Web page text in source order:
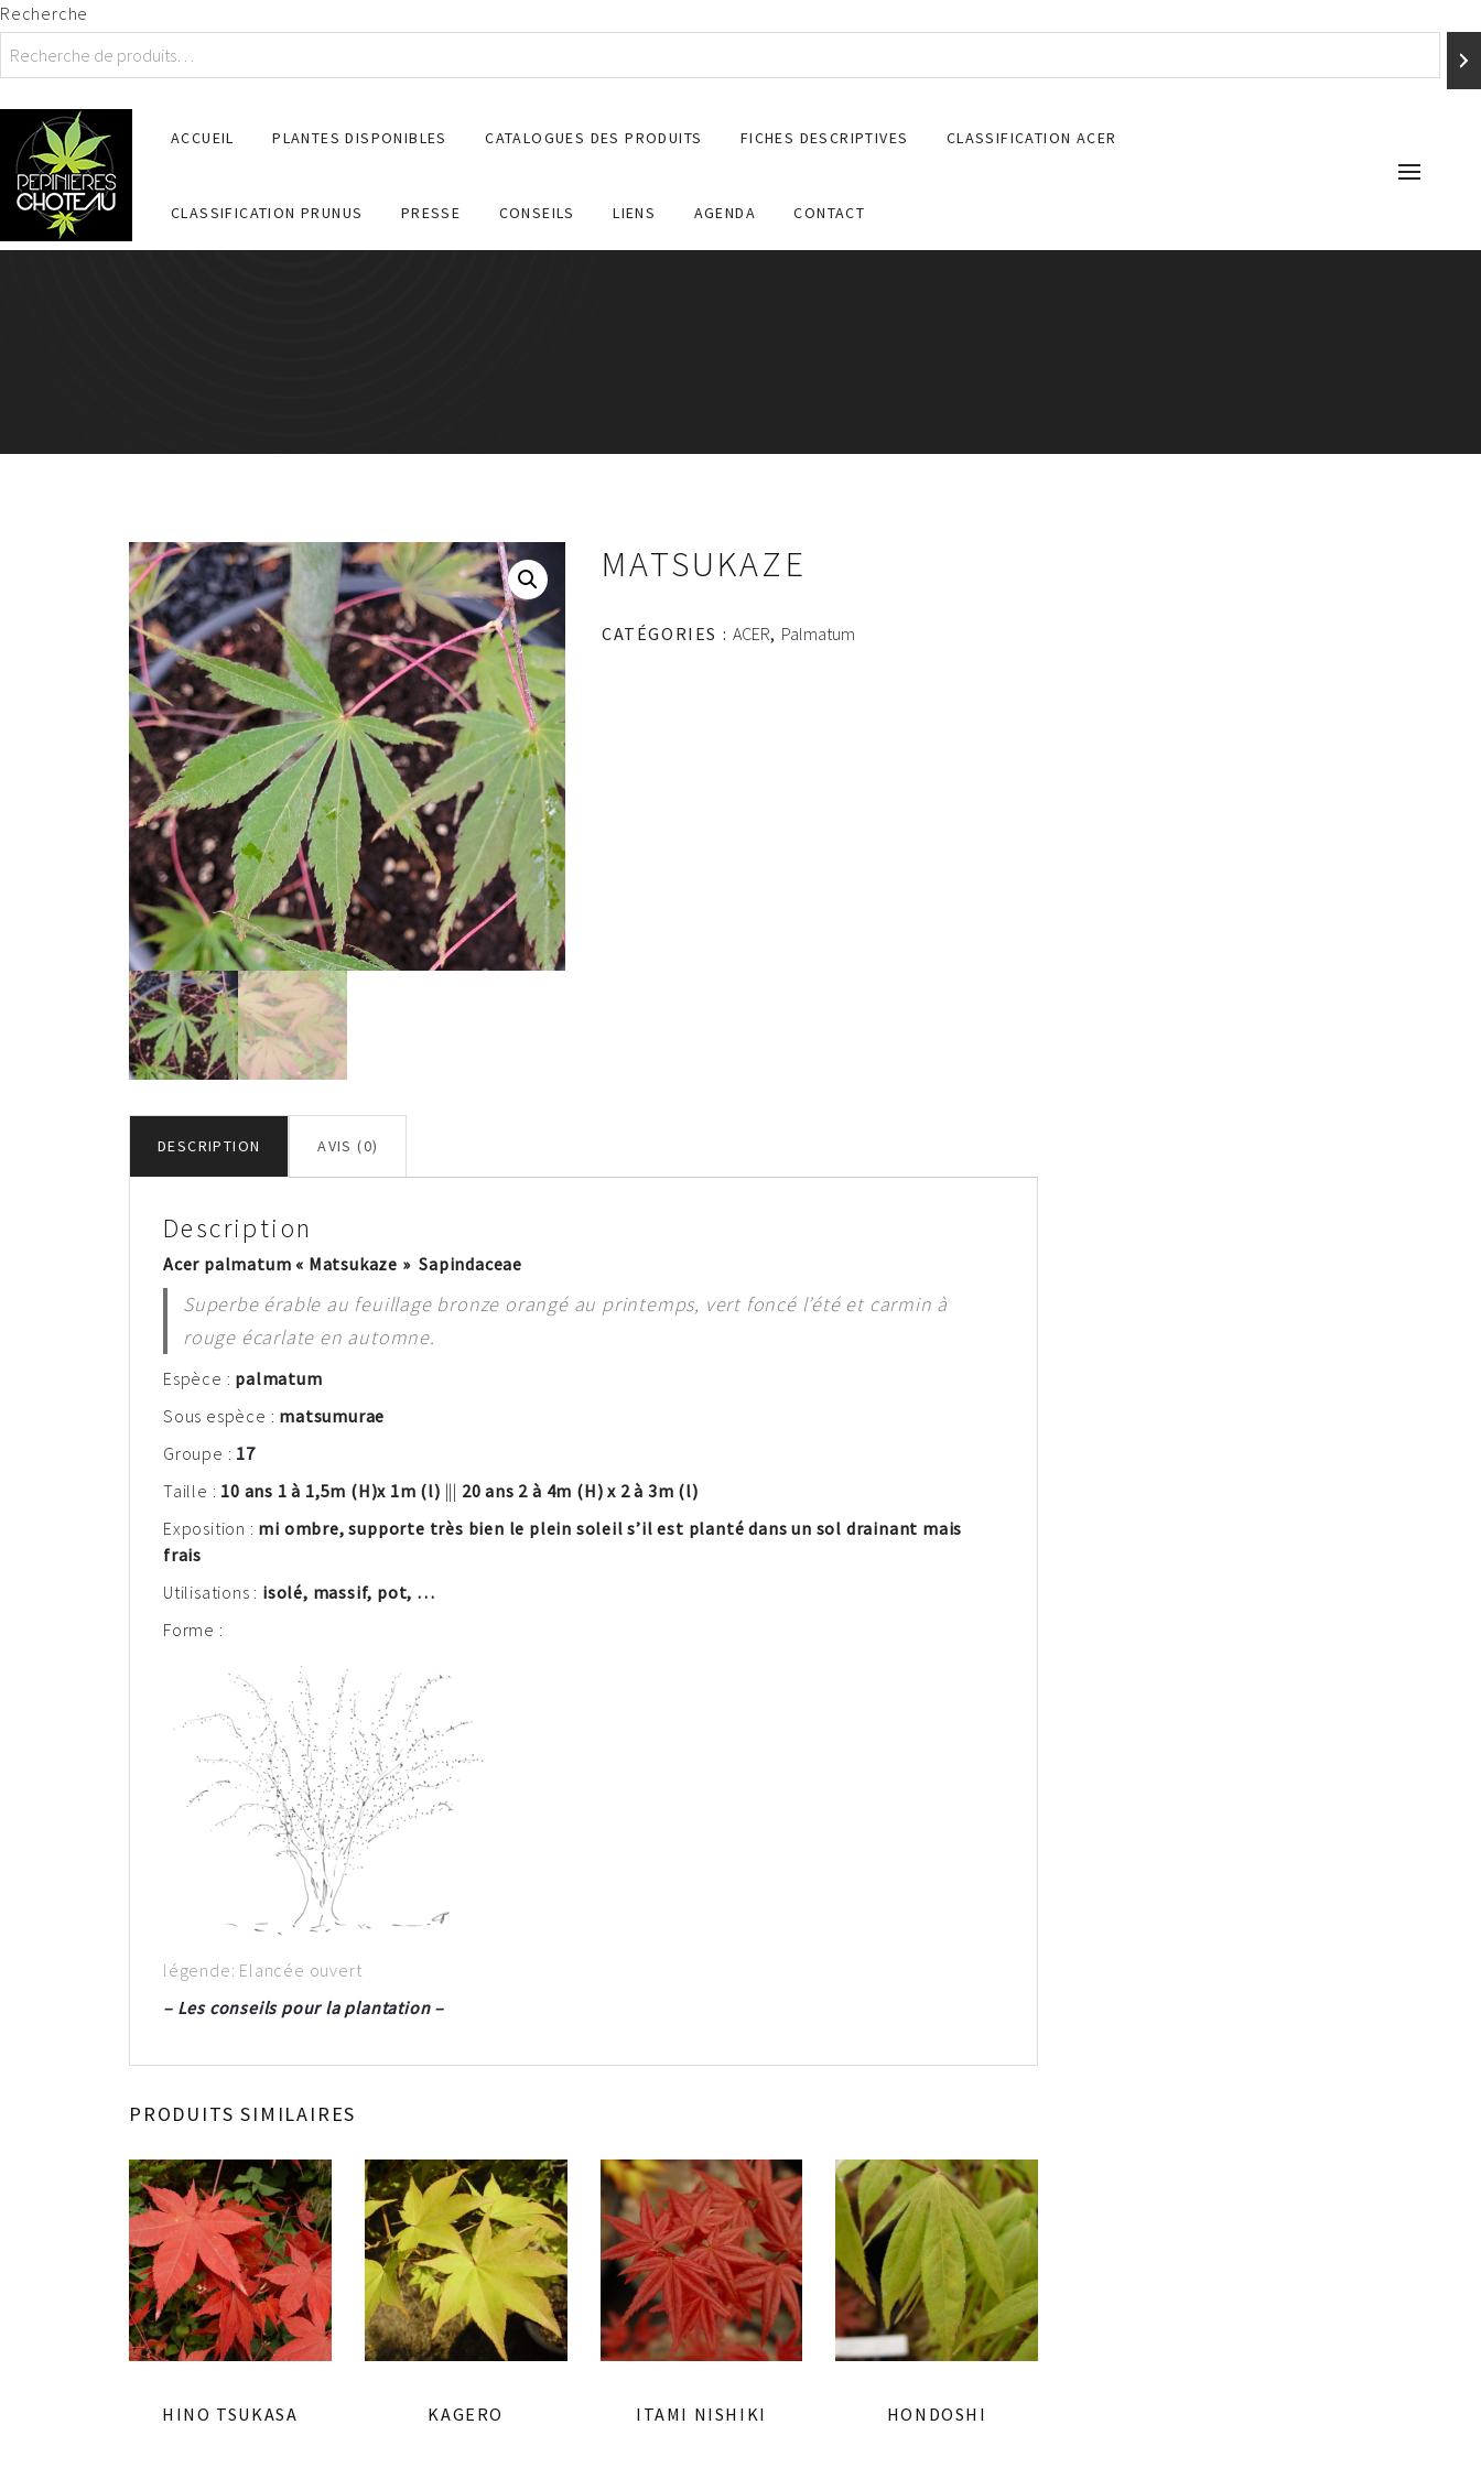
Recherche
ACCUEIL PLANTES DISPONIBLES CATALOGUES DES PRODUITS FICHES DESCRIPTIVES CLASSIFICATION ACER
CLASSIFICATION PRUNUS PRESSE CONSEILS LIENS AGENDA CONTACT
MATSUKAZE
CATÉGORIES : ACER, Palmatum
DESCRIPTION AVIS (0)
Description
Acer palmatum « Matsukaze » Sapindaceae
Superbe érable au feuillage bronze orangé au printemps, vert foncé l’été et carmin à
rouge écarlate en automne.
Espèce : palmatum
Sous espèce : matsumurae
Groupe : 17
Taille : 10 ans 1 à 1,5m (H)x 1m (l) ||| 20 ans 2 à 4m (H) x 2 à 3m (l)
Exposition : mi ombre, supporte très bien le plein soleil s’il est planté dans un sol drainant mais
frais
Utilisations : isolé, massif, pot, …
Forme :
légende: Elancée ouvert
– Les conseils pour la plantation –
PRODUITS SIMILAIRES
HINO TSUKASA KAGERO ITAMI NISHIKI HONDOSHI